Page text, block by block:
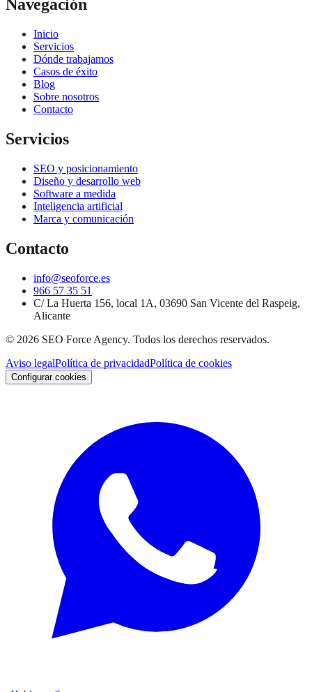
Navegación
Inicio
Servicios
Dónde trabajamos
Casos de éxito
Blog
Sobre nosotros
Contacto
Servicios
SEO y posicionamiento
Diseño y desarrollo web
Software a medida
Inteligencia artificial
Marca y comunicación
Contacto
info@seoforce.es
966 57 35 51
C/ La Huerta 156, local 1A, 03690 San Vicente del Raspeig,
Alicante
© 2026 SEO Force Agency. Todos los derechos reservados.
Aviso legalPolítica de privacidadPolítica de cookies
Configurar cookies